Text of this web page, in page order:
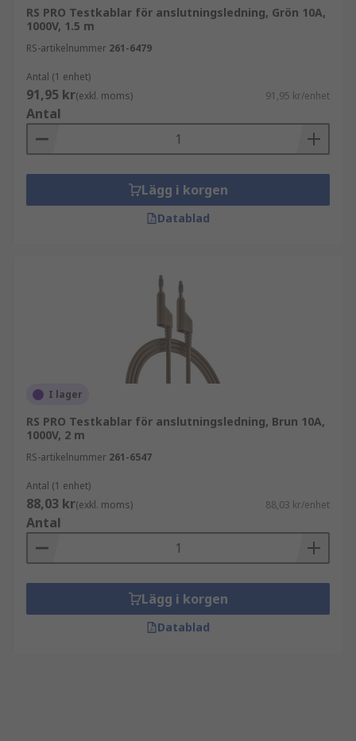
RS PRO Testkablar för anslutningsledning, Grön 10A,
1000V, 1.5 m
RS-artikelnummer 261-6479
Antal (1 enhet)
91,95 kr(exkl. moms) 91,95 kr/enhet
Antal
Lägg i korgen
Datablad
I lager
RS PRO Testkablar för anslutningsledning, Brun 10A,
1000V, 2 m
RS-artikelnummer 261-6547
Antal (1 enhet)
88,03 kr(exkl. moms) 88,03 kr/enhet
Antal
Lägg i korgen
Datablad